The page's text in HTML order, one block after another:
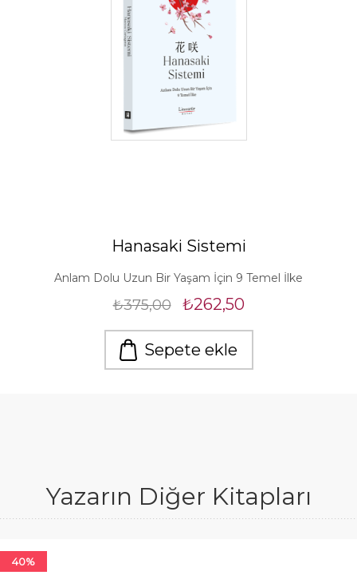
Hanasaki Sistemi
Anlam Dolu Uzun Bir Yaşam İçin 9 Temel İlke
₺375,00 ₺262,50
Sepete ekle
Yazarın Diğer Kitapları
40%